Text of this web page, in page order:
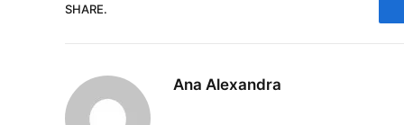
SHARE.
Ana Alexandra